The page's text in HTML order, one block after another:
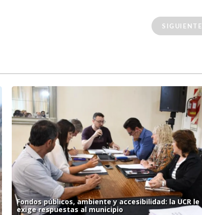
SIGUIENTE
Fondos públicos, ambiente y accesibilidad: la UCR le
exige respuestas al municipio